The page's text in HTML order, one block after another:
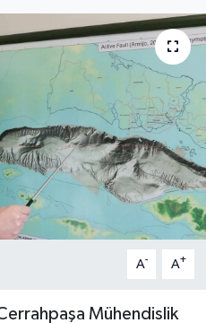
A- A+
Mühendislik